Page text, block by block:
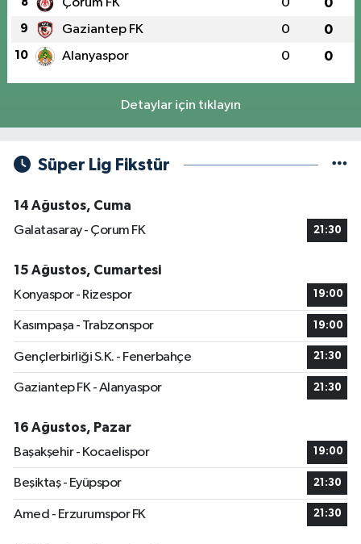
9 Gaziantep FK 0 0
10 Alanyaspor 0 0
Detaylar için tıklayın
Süper Lig Fikstür
14 Ağustos, Cuma
Galatasaray - Çorum FK
21:30
15 Ağustos, Cumartesi
Konyaspor - Rizespor
19:00
Kasımpaşa - Trabzonspor 19:00
Gençlerbirliği S.K. - Fenerbahçe 21:30
Gaziantep FK - Alanyaspor 21:30
16 Ağustos, Pazar
Başakşehir - Kocaelispor
19:00
Beşiktaş - Eyüpspor 21:30
Amed - Erzurumspor FK 21:30